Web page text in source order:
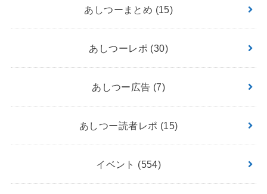
あしつーまとめ (15)
あしつーレポ (30)
あしつー広告 (7)
あしつー読者レポ (15)
イベント (554)